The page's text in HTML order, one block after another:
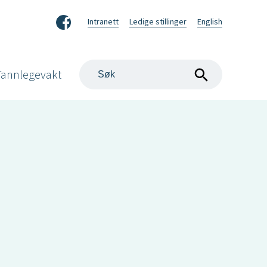
FacebookIntranett Ledige stillinger English